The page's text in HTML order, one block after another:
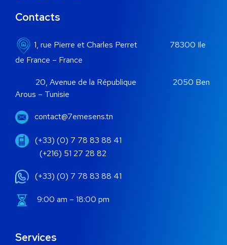
Contacts
1, rue Pierre et Charles Perret 78300 Ile
de France – France
20, Avenue de la République 2050 Ben
Arous – Tunisie
contact@7emesens.tn
(+33) (0) 7 78 83 88 41
(+216) 51 27 28 82
(+33) (0) 7 78 83 88 41
9:00 am – 18:00 pm
Services